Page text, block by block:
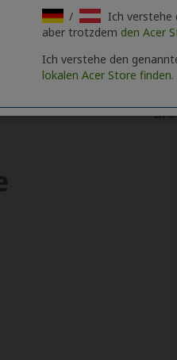
/
Ich verstehe
aber trotzdem den Acer
Ich verstehe den
lokalen Acer Store finden.